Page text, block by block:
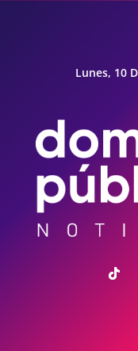
Lunes, 10